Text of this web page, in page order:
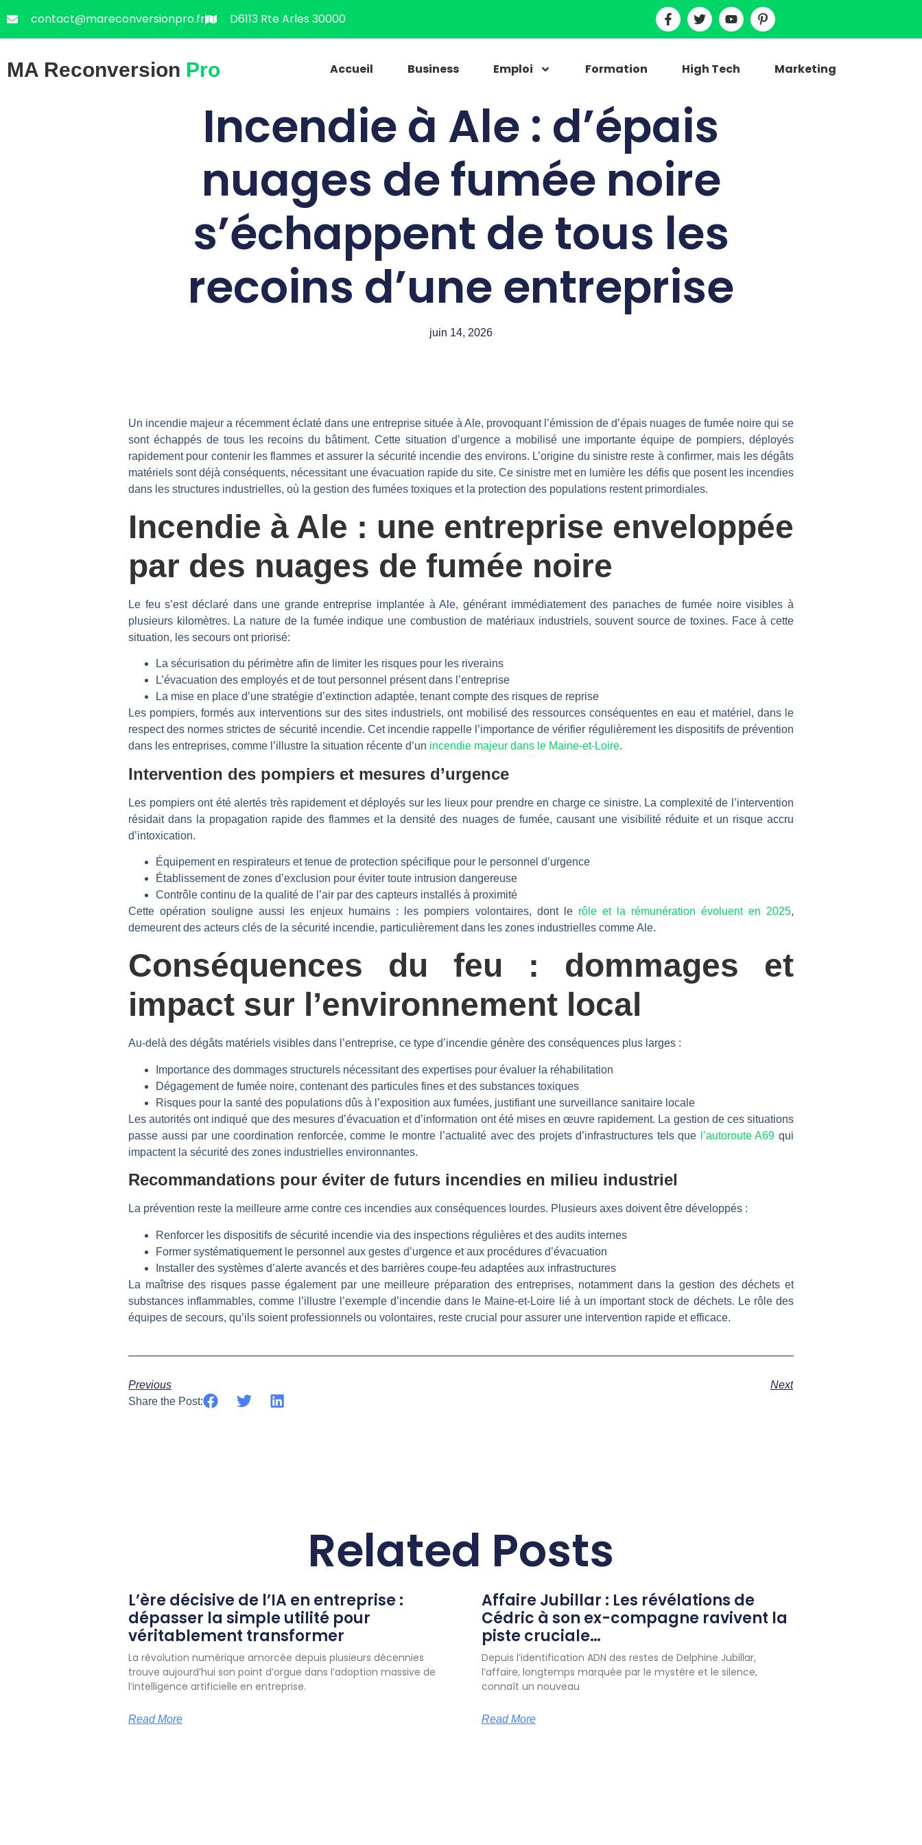
contact@mareconversionpro.fr D6113 Rte Arles 30000
MA Reconversion Pro Accueil Business Emploi Formation High Tech Marketing
Incendie à Ale : d’épais
nuages de fumée noire
s’échappent de tous les
recoins d’une entreprise
juin 14, 2026
Un incendie majeur a récemment éclaté dans une entreprise située à Ale, provoquant l’émission de d’épais nuages de fumée noire qui se
sont échappés de tous les recoins du bâtiment. Cette situation d’urgence a mobilisé une importante équipe de pompiers, déployés
rapidement pour contenir les flammes et assurer la sécurité incendie des environs. L’origine du sinistre reste à confirmer, mais les dégâts
matériels sont déjà conséquents, nécessitant une évacuation rapide du site. Ce sinistre met en lumière les défis que posent les incendies
dans les structures industrielles, où la gestion des fumées toxiques et la protection des populations restent primordiales.
Incendie à Ale : une entreprise enveloppée
par des nuages de fumée noire
Le feu s’est déclaré dans une grande entreprise implantée à Ale, générant immédiatement des panaches de fumée noire visibles à
plusieurs kilomètres. La nature de la fumée indique une combustion de matériaux industriels, souvent source de toxines. Face à cette
situation, les secours ont priorisé:
La sécurisation du périmètre afin de limiter les risques pour les riverains
L’évacuation des employés et de tout personnel présent dans l’entreprise
La mise en place d’une stratégie d’extinction adaptée, tenant compte des risques de reprise
Les pompiers, formés aux interventions sur des sites industriels, ont mobilisé des ressources conséquentes en eau et matériel, dans le
respect des normes strictes de sécurité incendie. Cet incendie rappelle l’importance de vérifier régulièrement les dispositifs de prévention
dans les entreprises, comme l’illustre la situation récente d’un incendie majeur dans le Maine-et-Loire.
Intervention des pompiers et mesures d’urgence
Les pompiers ont été alertés très rapidement et déployés sur les lieux pour prendre en charge ce sinistre. La complexité de l’intervention
résidait dans la propagation rapide des flammes et la densité des nuages de fumée, causant une visibilité réduite et un risque accru
d’intoxication.
Équipement en respirateurs et tenue de protection spécifique pour le personnel d’urgence
Établissement de zones d’exclusion pour éviter toute intrusion dangereuse
Contrôle continu de la qualité de l’air par des capteurs installés à proximité
Cette opération souligne aussi les enjeux humains : les pompiers volontaires, dont le rôle et la rémunération évoluent en 2025,
demeurent des acteurs clés de la sécurité incendie, particulièrement dans les zones industrielles comme Ale.
Conséquences du feu : dommages et
impact sur l’environnement local
Au-delà des dégâts matériels visibles dans l’entreprise, ce type d’incendie génère des conséquences plus larges :
Importance des dommages structurels nécessitant des expertises pour évaluer la réhabilitation
Dégagement de fumée noire, contenant des particules fines et des substances toxiques
Risques pour la santé des populations dûs à l’exposition aux fumées, justifiant une surveillance sanitaire locale
Les autorités ont indiqué que des mesures d’évacuation et d’information ont été mises en œuvre rapidement. La gestion de ces situations
passe aussi par une coordination renforcée, comme le montre l’actualité avec des projets d’infrastructures tels que
l’autoroute A69 qui
impactent la sécurité des zones industrielles environnantes.
Recommandations pour éviter de futurs incendies en milieu industriel
La prévention reste la meilleure arme contre ces incendies aux conséquences lourdes. Plusieurs axes doivent être développés :
Renforcer les dispositifs de sécurité incendie via des inspections régulières et des audits internes
Former systématiquement le personnel aux gestes d’urgence et aux procédures d’évacuation
Installer des systèmes d’alerte avancés et des barrières coupe-feu adaptées aux infrastructures
La maîtrise des risques passe également par une meilleure préparation des entreprises, notamment dans la gestion des déchets et
substances inflammables, comme l’illustre l’exemple d’incendie dans le Maine-et-Loire lié à un important stock de déchets. Le rôle des
équipes de secours, qu’ils soient professionnels ou volontaires, reste crucial pour assurer une intervention rapide et efficace.
Previous
Next
Share the Post:
Related Posts
L’ère décisive de l’IA en entreprise :
dépasser la simple utilité pour
véritablement transformer
La révolution numérique amorcée depuis plusieurs décennies
trouve aujourd’hui son point d’orgue dans l’adoption massive de
l’intelligence artificielle en entreprise.
Read More
Affaire Jubillar : Les révélations de
Cédric à son ex-compagne ravivent la
piste cruciale…
Depuis l’identification ADN des restes de Delphine Jubillar,
l’affaire, longtemps marquée par le mystère et le silence,
connaît un nouveau
Read More